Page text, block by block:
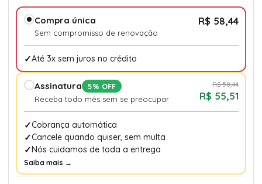
Compra única
Sem compromisso de renovação
R$ 58,44
Até 3x sem juros no crédito
Assinatura
5% OFF
Receba todo mês sem se preocupar
R$ 58,44
R$ 55,51
Cobrança automática
Cancele quando quiser, sem multa
Nós cuidamos de toda a entrega
Saiba mais →